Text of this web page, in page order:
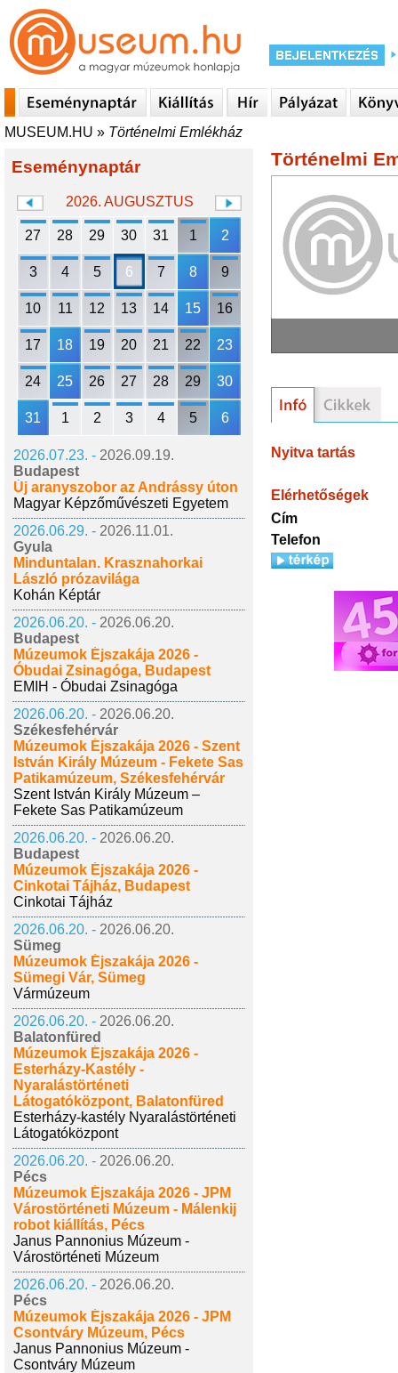
MUSEUM.HU » Történelmi Emlékház
Eseménynaptár
2026. AUGUSZTUS
27 28 29 30 31 1 2
3 4 5 6 7 8 9
10 11 12 13 14 15 16
17 18 19 20 21 22 23
24 25 26 27 28 29 30
31 1 2 3 4 5 6
2026.07.23. - 2026.09.19.
Budapest
Új aranyszobor az Andrássy úton
Magyar Képzőművészeti Egyetem
2026.06.29. - 2026.11.01.
Gyula
Minduntalan. Krasznahorkai
László prózavilága
Kohán Képtár
2026.06.20. - 2026.06.20.
Budapest
Múzeumok Éjszakája 2026 -
Óbudai Zsinagóga, Budapest
EMIH - Óbudai Zsinagóga
2026.06.20. - 2026.06.20.
Székesfehérvár
Múzeumok Éjszakája 2026 - Szent
István Király Múzeum - Fekete Sas
Patikamúzeum, Székesfehérvár
Szent István Király Múzeum –
Fekete Sas Patikamúzeum
2026.06.20. - 2026.06.20.
Budapest
Múzeumok Éjszakája 2026 -
Cinkotai Tájház, Budapest
Cinkotai Tájház
2026.06.20. - 2026.06.20.
Sümeg
Múzeumok Éjszakája 2026 -
Sümegi Vár, Sümeg
Vármúzeum
2026.06.20. - 2026.06.20.
Balatonfüred
Múzeumok Éjszakája 2026 -
Esterházy-Kastély -
Nyaralástörténeti
Látogatóközpont, Balatonfüred
Esterházy-kastély Nyaralástörténeti
Látogatóközpont
2026.06.20. - 2026.06.20.
Pécs
Múzeumok Éjszakája 2026 - JPM
Várostörténeti Múzeum - Málenkij
robot kiállítás, Pécs
Janus Pannonius Múzeum -
Várostörténeti Múzeum
2026.06.20. - 2026.06.20.
Pécs
Múzeumok Éjszakája 2026 - JPM
Csontváry Múzeum, Pécs
Janus Pannonius Múzeum -
Csontváry Múzeum
Történelmi
Nyitva tartás
Elérhetőségek
Cím
Telefon